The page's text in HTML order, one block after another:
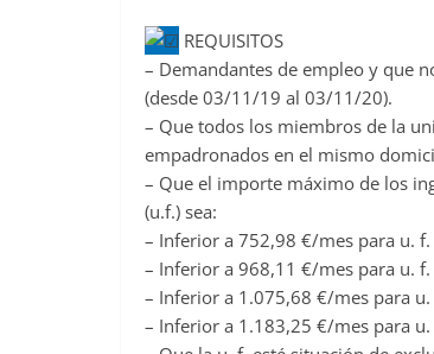
o
o
k
REQUISITOS
– Demandantes de empleo y que
(desde 03/11/19 al 03/11/20).
– Que todos los miembros de la
empadronados en el mismo
– Que el importe máximo de los
(u.f.) sea:
– Inferior a 752,98 €/mes para u.
– Inferior a 968,11 €/mes para u. f.
– Inferior a 1.075,68 €/mes para
– Inferior a 1.183,25 €/mes para